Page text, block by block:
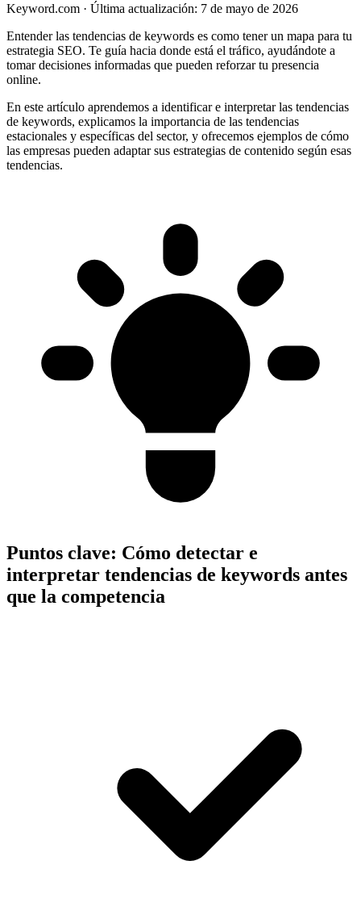
Keyword.com · Última actualización: 7 de mayo de 2026
Entender las tendencias de keywords es como tener un mapa para tu
estrategia SEO. Te guía hacia donde está el tráfico, ayudándote a
tomar decisiones informadas que pueden reforzar tu presencia
online.
En este artículo aprendemos a identificar e interpretar las tendencias
de keywords, explicamos la importancia de las tendencias
estacionales y específicas del sector, y ofrecemos ejemplos de cómo
las empresas pueden adaptar sus estrategias de contenido según esas
tendencias.
Puntos clave: Cómo detectar e
interpretar tendencias de keywords antes
que la competencia